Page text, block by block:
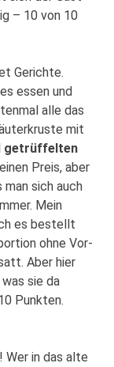
– 10 von 10
Gerichte.
essen und
alle das
mit
getrüffelten
Preis, aber
man sich auch
Mein
es bestellt
ohne Vor-
Aber hier
sie da
Punkten.
Wer in das alte